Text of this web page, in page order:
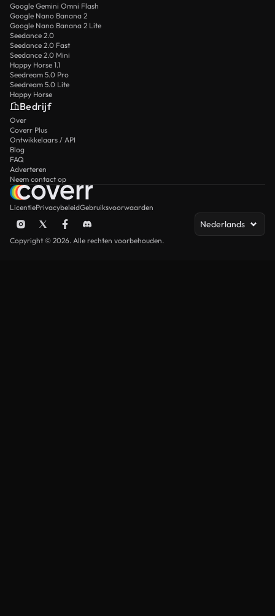
Google Gemini Omni Flash
Google Nano Banana 2
Google Nano Banana 2 Lite
Seedance 2.0
Seedance 2.0 Fast
Seedance 2.0 Mini
Happy Horse 1.1
Seedream 5.0 Pro
Seedream 5.0 Lite
Happy Horse
Bedrijf
Over
Coverr Plus
Ontwikkelaars / API
Blog
FAQ
Adverteren
Neem contact op
LicentiePrivacybeleidGebruiksvoorwaarden
Nederlands
Copyright © 2026. Alle rechten voorbehouden.